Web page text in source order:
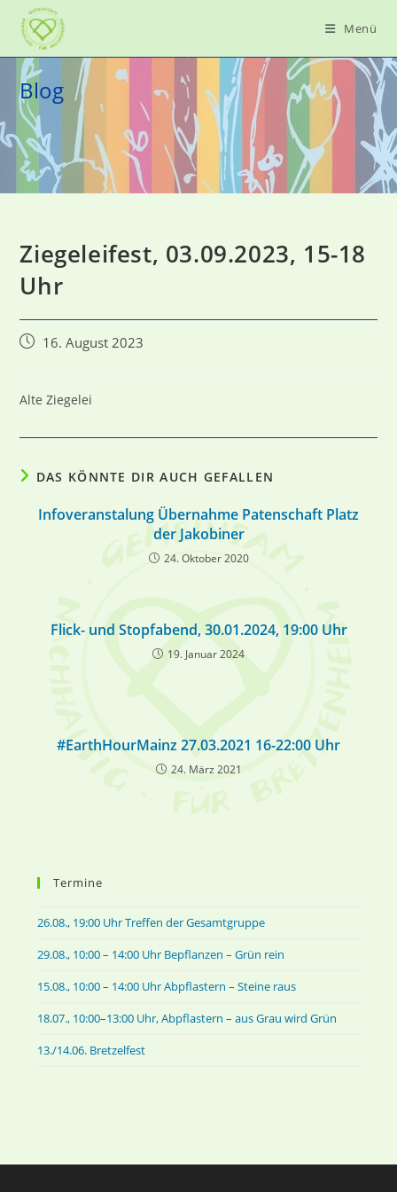
Inhalt
springen
Menü
Blog
Ziegeleifest, 03.09.2023, 15-18
Uhr
Beitrag16. August 2023
Alte Ziegelei
DAS KÖNNTE DIR AUCH GEFALLEN
Infoveranstalung Übernahme Patenschaft Platz
der Jakobiner
24. Oktober 2020
Flick- und Stopfabend, 30.01.2024, 19:00 Uhr
19. Januar 2024
#EarthHourMainz 27.03.2021 16-22:00 Uhr
24. März 2021
Termine
26.08., 19:00 Uhr Treffen der Gesamtgruppe
29.08., 10:00 – 14:00 Uhr Bepflanzen – Grün rein
15.08., 10:00 – 14:00 Uhr Abpflastern – Steine raus
18.07., 10:00–13:00 Uhr, Abpflastern – aus Grau wird Grün
13./14.06. Bretzelfest